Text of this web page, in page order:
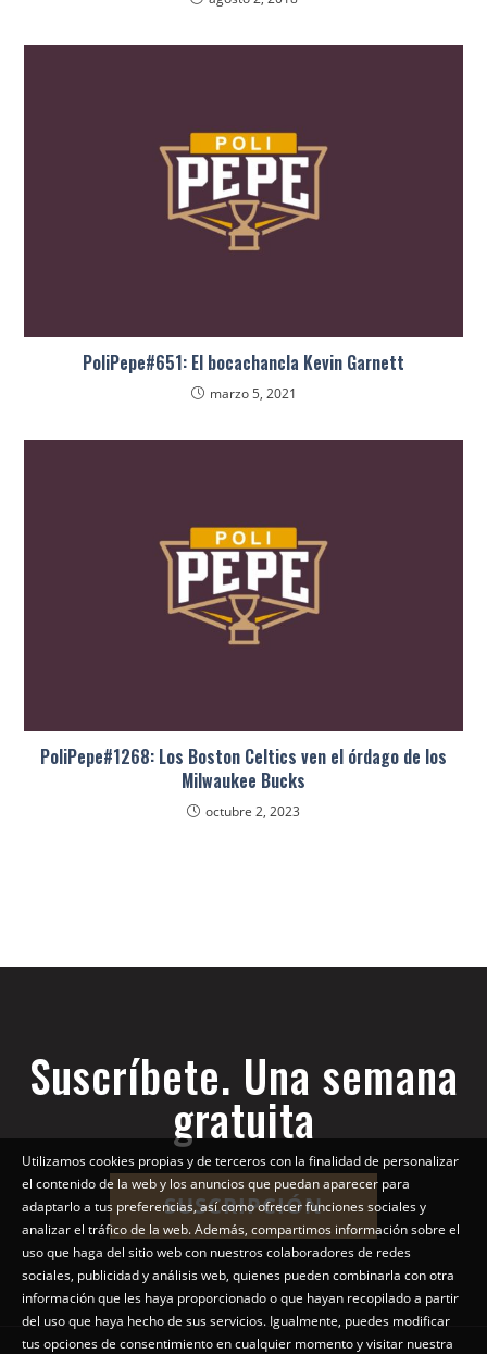
PoliPepe#651: El bocachancla Kevin Garnett
marzo 5, 2021
PoliPepe#1268: Los Boston Celtics ven el órdago de los
Milwaukee Bucks
octubre 2, 2023
Suscríbete. Una semana
gratuita
SUSCRIPCIÓN
Utilizamos cookies propias y de terceros con la finalidad de personalizar
el contenido de la web y los anuncios que puedan aparecer para
adaptarlo a tus preferencias, así como ofrecer funciones sociales y
analizar el tráfico de la web. Además, compartimos información sobre el
uso que haga del sitio web con nuestros colaboradores de redes
sociales, publicidad y análisis web, quienes pueden combinarla con otra
información que les haya proporcionado o que hayan recopilado a partir
del uso que haya hecho de sus servicios. Igualmente, puedes modificar
tus opciones de consentimiento en cualquier momento y visitar nuestra